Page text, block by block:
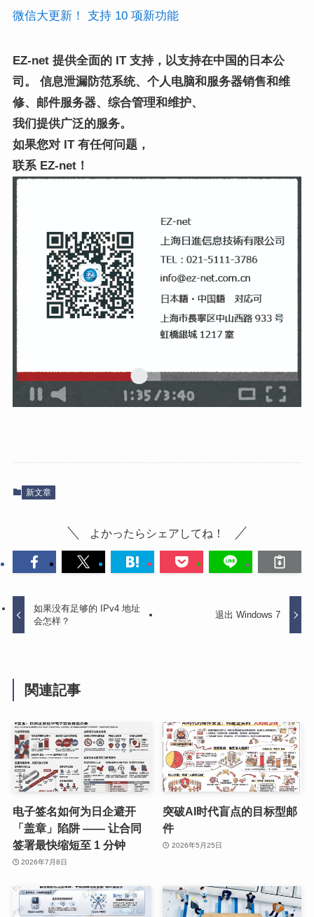
微信大更新！ 支持 10 项新功能
EZ-net 提供全面的 IT 支持，以支持在中国的日本公
司 。 信息泄漏防范系统、个人电脑和服务器销售和维
修、邮件服务器、综合管理和维护、
我们提供广泛的服务。
如果您对 IT 有任何问题，
联系 EZ-net！
新文章
よかったらシェアしてね！
如果没有足够的 IPv4 地址
会怎样？
退出 Windows 7
関連記事
电子签名如何为日企避开
「盖章」陷阱 —— 让合同
签署最快缩短至 1 分钟
2026年7月8日
突破AI时代盲点的目标型邮
件
2026年5月25日